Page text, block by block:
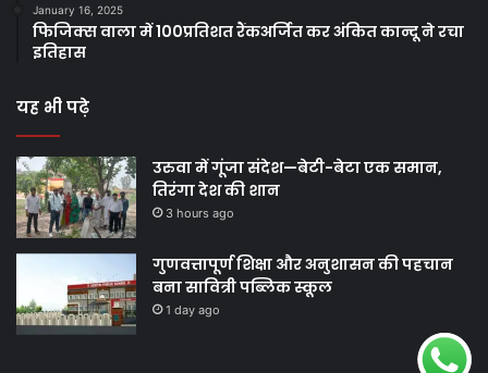
January 16, 2025
फिजिक्स वाला में 100प्रतिशत रैंकअर्जित कर अंकित कान्दू ने रचा
इतिहास
यह भी पढ़े
उरुवा में गूंजा संदेश—बेटी-बेटा एक समान,
तिरंगा देश की शान
3 hours ago
गुणवत्तापूर्ण शिक्षा और अनुशासन की पहचान
बना सावित्री पब्लिक स्कूल
1 day ago